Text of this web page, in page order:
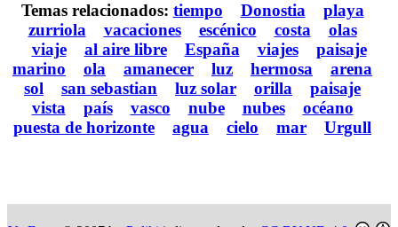
Temas relacionados: tiempo Donostia
playa
zurriola
vacaciones escénico costa
olas
viaje
al aire libre España viajes
paisaje
marino
ola amanecer luz hermosa
arena
sol
san sebastian luz solar orilla
paisaje
vista
país vasco nube nubes
océano
puesta de horizonte
agua cielo mar Urgull